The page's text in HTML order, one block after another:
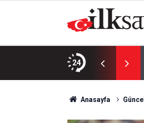
24
öldürülen koç, son yolculuğuna uğurlandı
Anasayfa Güncel